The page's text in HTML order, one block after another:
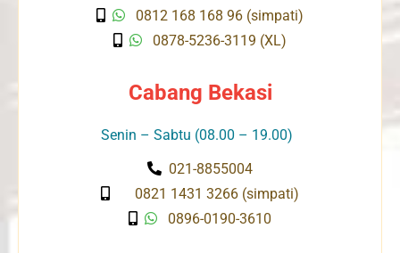
0812 168 168 96 (simpati)
0878-5236-3119 (XL)
Cabang Bekasi
Senin – Sabtu (08.00 – 19.00)
021-8855004
0821 1431 3266 (simpati)
0896-0190-3610